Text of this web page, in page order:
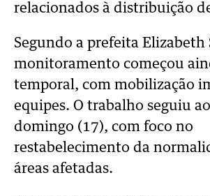
relacionados à distribuição
Segundo a prefeita Elizabeth
monitoramento começou
temporal, com mobilização
equipes. O trabalho seguiu
domingo (17), com foco no
restabelecimento da
áreas afetadas.